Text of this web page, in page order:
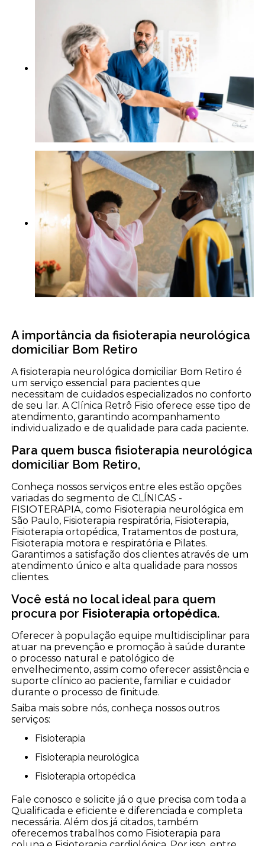
A importância da fisioterapia neurológica
domiciliar Bom Retiro
A fisioterapia neurológica domiciliar Bom Retiro é
um serviço essencial para pacientes que
necessitam de cuidados especializados no conforto
de seu lar. A Clínica Retrô Fisio oferece esse tipo de
atendimento, garantindo acompanhamento
individualizado e de qualidade para cada paciente.
Para quem busca fisioterapia neurológica
domiciliar Bom Retiro,
Conheça nossos serviços entre eles estão opções
variadas do segmento de CLÍNICAS -
FISIOTERAPIA, como Fisioterapia neurológica em
São Paulo, Fisioterapia respiratória, Fisioterapia,
Fisioterapia ortopédica, Tratamentos de postura,
Fisioterapia motora e respiratória e Pilates.
Garantimos a satisfação dos clientes através de um
atendimento único e alta qualidade para nossos
clientes.
Você está no local ideal para quem
procura por Fisioterapia ortopédica.
Oferecer à população equipe multidisciplinar para
atuar na prevenção e promoção à saúde durante
o processo natural e patológico de
envelhecimento, assim como oferecer assistência e
suporte clínico ao paciente, familiar e cuidador
durante o processo de finitude.
Saiba mais sobre nós, conheça nossos outros
serviços:
Fisioterapia
Fisioterapia neurológica
Fisioterapia ortopédica
Fale conosco e solicite já o que precisa com toda a
Qualificada e eficiente e diferenciada e completa
necessária. Além dos já citados, também
oferecemos trabalhos como Fisioterapia para